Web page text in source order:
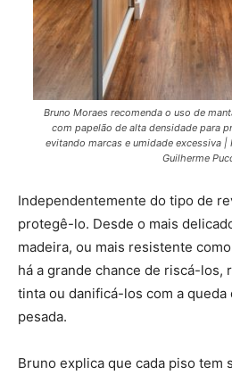
Bruno Moraes recomenda o uso de
com papelão de alta densidade para
evitando marcas e umidade excessiva
Guilherme
Independentemente do tipo de
protegê-lo. Desde o mais
madeira, ou mais resistente
há a grande chance de riscá-los,
tinta ou danificá-los com a queda
pesada.
Bruno explica que cada piso tem